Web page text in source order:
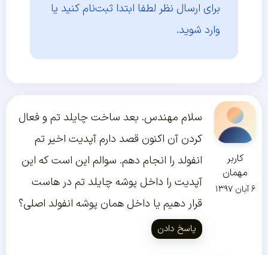
برای ارسال نظر لطفا ابتدا ثبت‌نام کنید یا
وارد شوید.
کاربر
مهمان
۶ آبان ۱۳۹۷
سلام مهندس. بعد ساخت چایلد تم و فعال
کردن آن اکنون قصد دارم آپدیت اخیر تم
انفولد را انجام دهم. سوالم این است که این
آپدیت را داخل پوشه چایلد تم در هاست
قرار دهیم یا داخل همان پوشه انفولد اصلی؟
پاسخ دادن